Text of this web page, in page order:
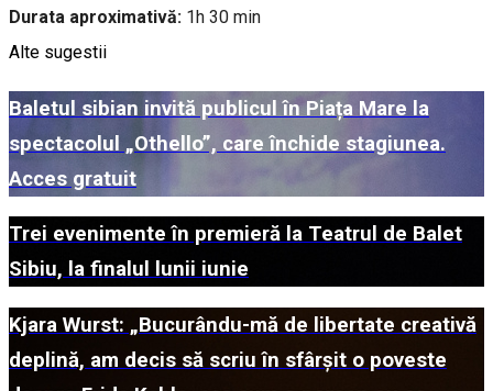
Durata aproximativă: 1h 30 min
Alte sugestii
Baletul sibian invită publicul în Piața Mare la
spectacolul „Othello”, care închide stagiunea.
Acces gratuit
Trei evenimente în premieră la Teatrul de Balet
Sibiu, la finalul lunii iunie
Kjara Wurst: „Bucurându-mă de libertate creativă
deplină, am decis să scriu în sfârșit o poveste